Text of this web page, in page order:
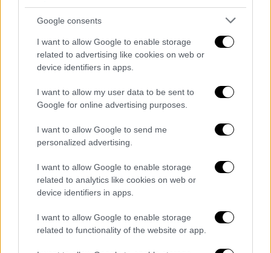
Google consents
I want to allow Google to enable storage
related to advertising like cookies on web or
device identifiers in apps.
I want to allow my user data to be sent to
Google for online advertising purposes.
I want to allow Google to send me
personalized advertising.
I want to allow Google to enable storage
related to analytics like cookies on web or
device identifiers in apps.
I want to allow Google to enable storage
related to functionality of the website or app.
25.07.2019 07:39
Πρώτο νομοσχέδιο: 200 διατάξεις
αλλάζουν τον τρόπο διακυβέρνησης
Αλλαγές στο µοντέλο και στον τρόπο
άσκησης της διακυβέρνησης φέρνει το
σχέδιο νόµου των 200 διατάξεων που
εισάγεται στη Βουλή